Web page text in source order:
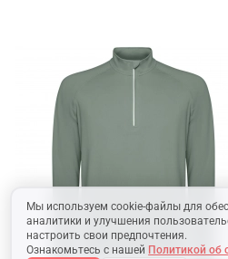
Мы используем cookie-файлы для
аналитики и улучшения
настроить свои предпочтения.
Ознакомьтесь с нашей Политикой об